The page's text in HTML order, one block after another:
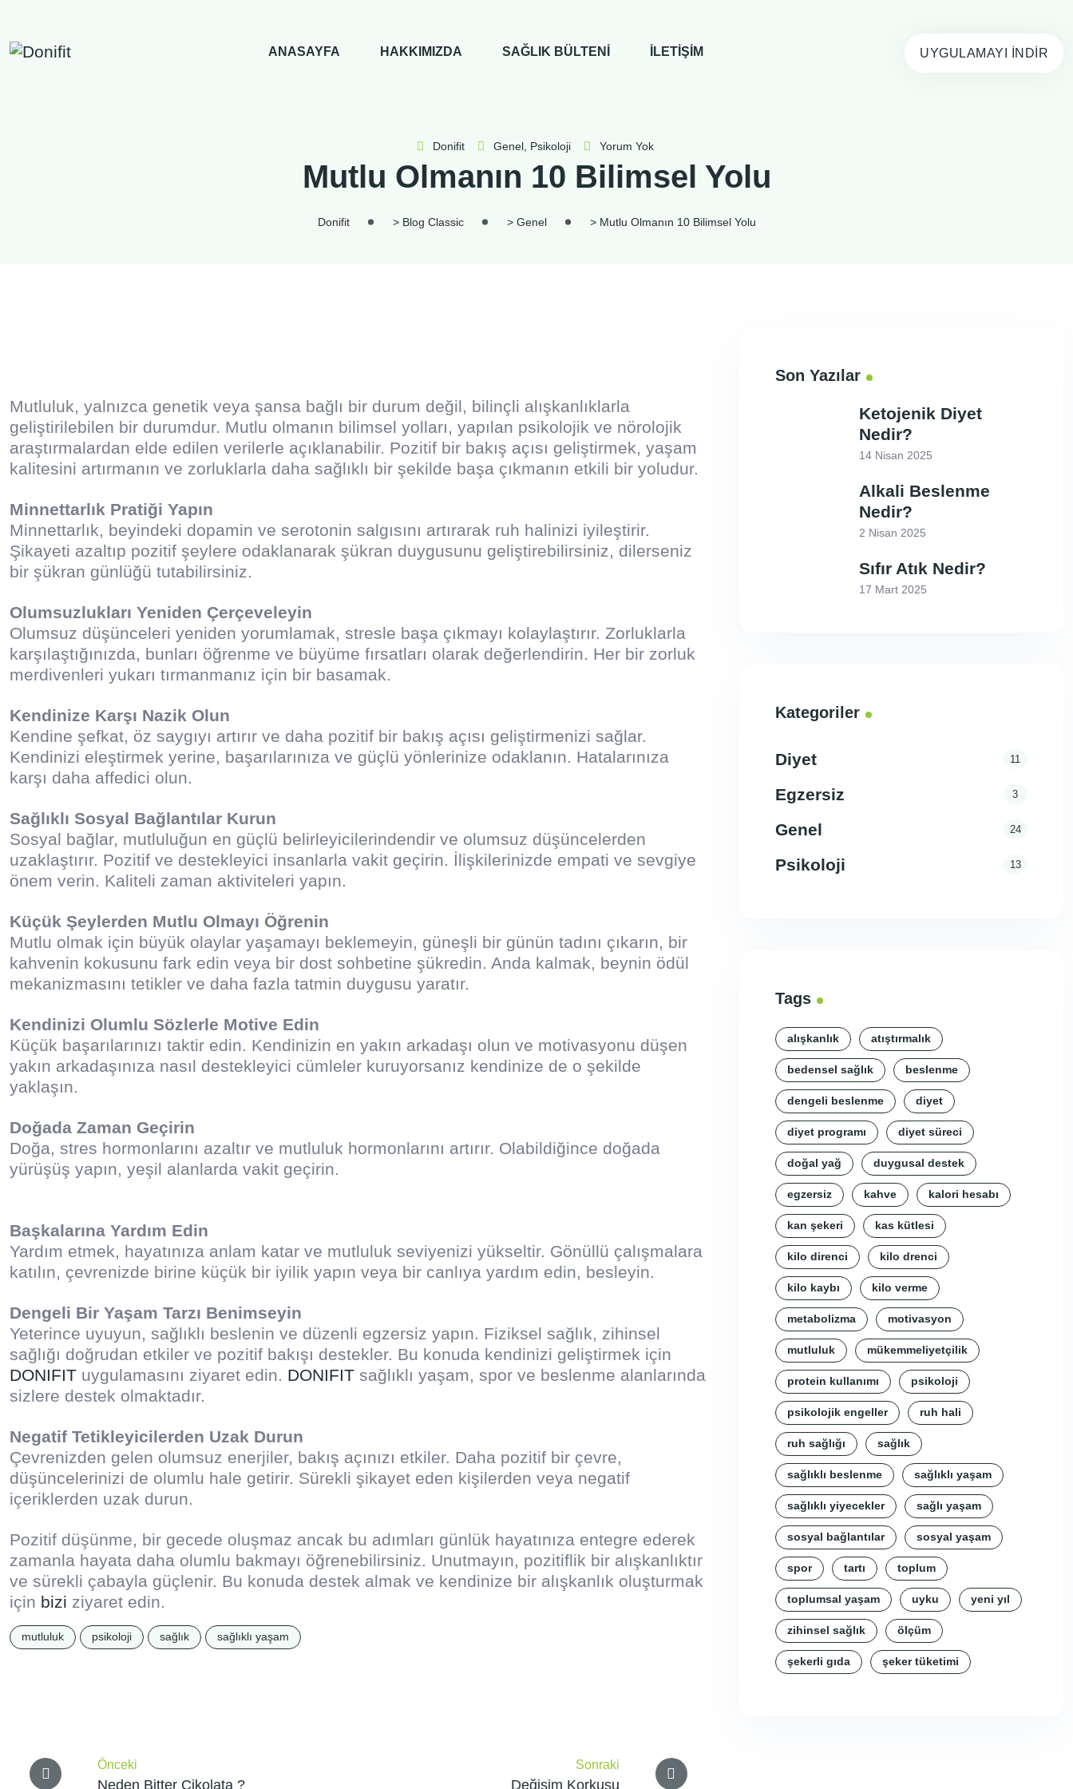
ANASAYFA HAKKIMIZDA SAĞLIK BÜLTENI İLETIŞIM UYGULAMAYI İNDIR
Donifit Genel, Psikoloji Yorum Yok
Mutlu Olmanın 10 Bilimsel Yolu
Donifit > Blog Classic > Genel > Mutlu Olmanın 10 Bilimsel Yolu
Mutluluk, yalnızca genetik veya şansa bağlı bir durum değil, bilinçli alışkanlıklarla
geliştirilebilen bir durumdur. Mutlu olmanın bilimsel yolları, yapılan psikolojik ve nörolojik
araştırmalardan elde edilen verilerle açıklanabilir. Pozitif bir bakış açısı geliştirmek, yaşam
kalitesini artırmanın ve zorluklarla daha sağlıklı bir şekilde başa çıkmanın etkili bir yoludur.
Minnettarlık Pratiği Yapın
Minnettarlık, beyindeki dopamin ve serotonin salgısını artırarak ruh halinizi iyileştirir.
Şikayeti azaltıp pozitif şeylere odaklanarak şükran duygusunu geliştirebilirsiniz, dilerseniz
bir şükran günlüğü tutabilirsiniz.
Olumsuzlukları Yeniden Çerçeveleyin
Olumsuz düşünceleri yeniden yorumlamak, stresle başa çıkmayı kolaylaştırır. Zorluklarla
karşılaştığınızda, bunları öğrenme ve büyüme fırsatları olarak değerlendirin. Her bir zorluk
merdivenleri yukarı tırmanmanız için bir basamak.
Kendinize Karşı Nazik Olun
Kendine şefkat, öz saygıyı artırır ve daha pozitif bir bakış açısı geliştirmenizi sağlar.
Kendinizi eleştirmek yerine, başarılarınıza ve güçlü yönlerinize odaklanın. Hatalarınıza
karşı daha affedici olun.
Sağlıklı Sosyal Bağlantılar Kurun
Sosyal bağlar, mutluluğun en güçlü belirleyicilerindendir ve olumsuz düşüncelerden
uzaklaştırır. Pozitif ve destekleyici insanlarla vakit geçirin. İlişkilerinizde empati ve sevgiye
önem verin. Kaliteli zaman aktiviteleri yapın.
Küçük Şeylerden Mutlu Olmayı Öğrenin
Mutlu olmak için büyük olaylar yaşamayı beklemeyin, güneşli bir günün tadını çıkarın, bir
kahvenin kokusunu fark edin veya bir dost sohbetine şükredin. Anda kalmak, beynin ödül
mekanizmasını tetikler ve daha fazla tatmin duygusu yaratır.
Kendinizi Olumlu Sözlerle Motive Edin
Küçük başarılarınızı taktir edin. Kendinizin en yakın arkadaşı olun ve motivasyonu düşen
yakın arkadaşınıza nasıl destekleyici cümleler kuruyorsanız kendinize de o şekilde
yaklaşın.
Doğada Zaman Geçirin
Doğa, stres hormonlarını azaltır ve mutluluk hormonlarını artırır. Olabildiğince doğada
yürüşüş yapın, yeşil alanlarda vakit geçirin.
Başkalarına Yardım Edin
Yardım etmek, hayatınıza anlam katar ve mutluluk seviyenizi yükseltir. Gönüllü çalışmalara
katılın, çevrenizde birine küçük bir iyilik yapın veya bir canlıya yardım edin, besleyin.
Dengeli Bir Yaşam Tarzı Benimseyin
Yeterince uyuyun, sağlıklı beslenin ve düzenli egzersiz yapın. Fiziksel sağlık, zihinsel
sağlığı doğrudan etkiler ve pozitif bakışı destekler. Bu konuda kendinizi geliştirmek için
DONIFIT uygulamasını ziyaret edin. DONIFIT sağlıklı yaşam, spor ve beslenme alanlarında
sizlere destek olmaktadır.
Negatif Tetikleyicilerden Uzak Durun
Çevrenizden gelen olumsuz enerjiler, bakış açınızı etkiler. Daha pozitif bir çevre,
düşüncelerinizi de olumlu hale getirir. Sürekli şikayet eden kişilerden veya negatif
içeriklerden uzak durun.
Pozitif düşünme, bir gecede oluşmaz ancak bu adımları günlük hayatınıza entegre ederek
zamanla hayata daha olumlu bakmayı öğrenebilirsiniz. Unutmayın, pozitiflik bir alışkanlıktır
ve sürekli çabayla güçlenir. Bu konuda destek almak ve kendinize bir alışkanlık oluşturmak
için bizi ziyaret edin.
mutluluk psikoloji sağlık sağlıklı yaşam
gezinmesi
Önceki
Neden Bitter Çikolata ?
Sonraki
Değişim Korkusu
Son Yazılar
Ketojenik Diyet
Nedir?
14 Nisan 2025
Alkali Beslenme
Nedir?
2 Nisan 2025
Sıfır Atık Nedir?
17 Mart 2025
Kategoriler
Diyet 11
Egzersiz 3
Genel 24
Psikoloji 13
Tags
alışkanlık atıştırmalık
bedensel sağlık beslenme
dengeli beslenme diyet
diyet programı diyet süreci
doğal yağ duygusal destek
egzersiz kahve kalori hesabı
kan şekeri kas kütlesi
kilo direnci kilo drenci
kilo kaybı kilo verme
metabolizma motivasyon
mutluluk mükemmeliyetçilik
protein kullanımı psikoloji
psikolojik engeller ruh hali
ruh sağlığı sağlık
sağlıklı beslenme sağlıklı yaşam
sağlıklı yiyecekler sağlı yaşam
sosyal bağlantılar sosyal yaşam
spor tartı toplum
toplumsal yaşam uyku yeni yıl
zihinsel sağlık ölçüm
şekerli gıda şeker tüketimi